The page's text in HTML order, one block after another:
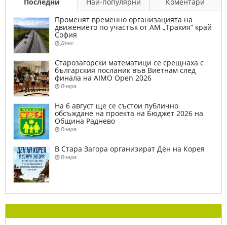
Променят временно организацията на
движението по участък от АМ „Тракия“ край
София
Днес
Старозагорски математици се срещнаха с
българския посланик във Виетнам след
финала на AIMO Open 2026
Вчера
На 6 август ще се състои публично
обсъждане на проекта на Бюджет 2026 на
Община Раднево
Вчера
В Стара Загора организират Ден на Корея
Вчера